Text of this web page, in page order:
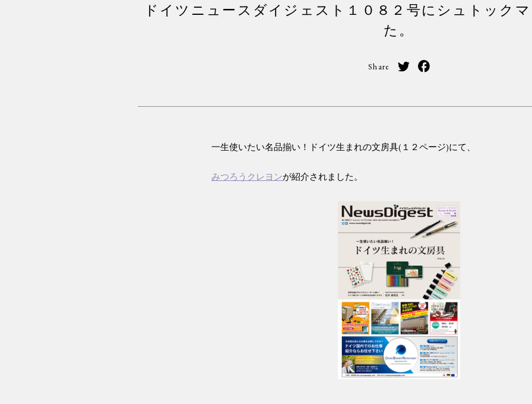
ドイツニュースダイジェスト１０８２号にシュトック
た。
Share
一生使いたい名品揃い！ドイツ生まれの文房具(１２ページ)にて、
みつろうクレヨンが紹介されました。